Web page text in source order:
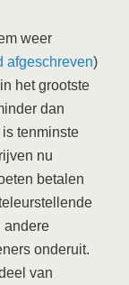
weer
afgeschreven)
het grootste
dan
tenminste
nu
betalen
andere
onderuit.
van